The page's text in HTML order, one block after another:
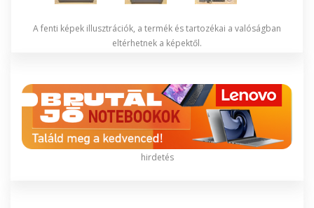
A fenti képek illusztrációk, a termék és tartozékai a valóságban
eltérhetnek a képektől.
hirdetés